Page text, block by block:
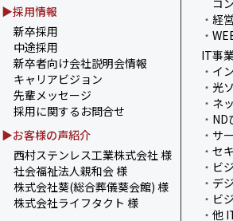
▶採用情報
新卒採用
中途採用
新卒者向け会社説明会情報
キャリアビジョン
先輩メッセージ
採用に関するお問合せ
▶お客様の声紹介
西村ステンレス工業株式会社 様
社会福祉法人親和会 様
株式会社葵(総合葬儀葵会館) 様
株式会社ライフタクト 様
コ
・ 経
・
IT事
・ イ
・ 光
・ ネ
・ ND
・ サ
・ セ
・ ビ
・ デ
・ ビ
・ 他